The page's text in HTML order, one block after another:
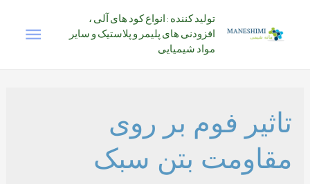
تولید کننده : انواع کود های آلی ،
افزودنی های پلیمر و پلاستیک و سایر
مواد شیمیایی
تاثیر فوم بر روی
مقاومت بتن سبک